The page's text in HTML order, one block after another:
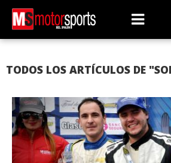
TODOS LOS ARTÍCULOS DE